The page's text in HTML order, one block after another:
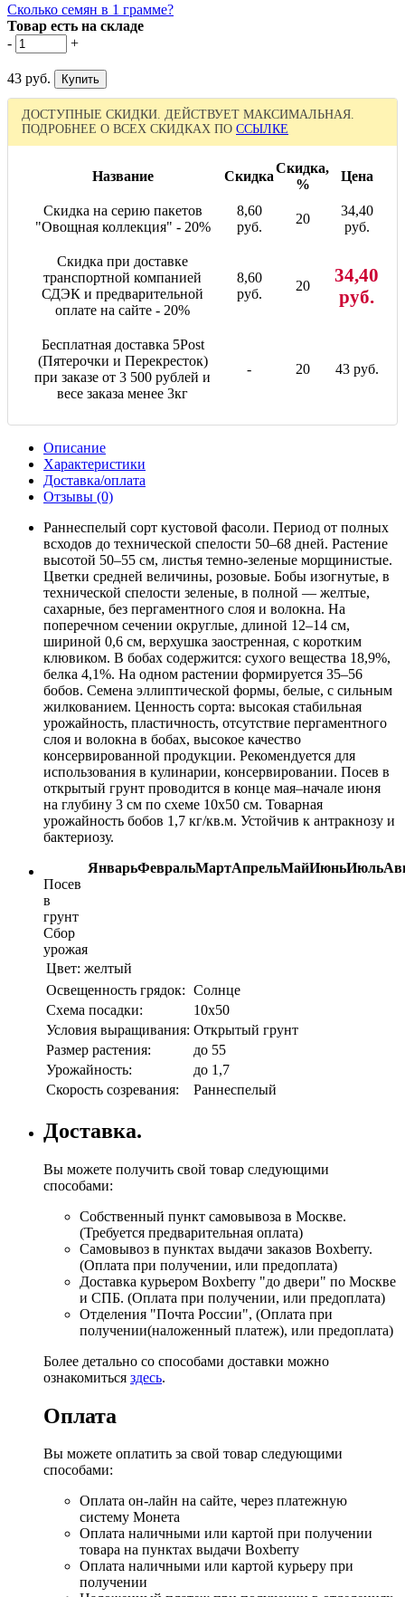
Сколько семян в 1 грамме?
Товар есть на складе
-
+
43 руб.
ДОСТУПНЫЕ СКИДКИ. ДЕЙСТВУЕТ МАКСИМАЛЬНАЯ.
ПОДРОБНЕЕ О ВСЕХ СКИДКАХ ПО ССЫЛКЕ
Название Скидка
Скидка,
%
Цена
Скидка на серию пакетов
"Овощная коллекция" - 20%
8,60
руб.
20
34,40
руб.
Скидка при доставке
транспортной компанией
СДЭК и предварительной
оплате на сайте - 20%
8,60
руб.
20
34,40
руб.
Бесплатная доставка 5Post
(Пятерочки и Перекресток)
при заказе от 3 500 рублей и
весе заказа менее 3кг
- 20 43 руб.
Описание
Характеристики
Доставка/оплата
Отзывы (0)
Раннеспелый сорт кустовой фасоли. Период от полных
всходов до технической спелости 50–68 дней. Растение
высотой 50–55 см, листья темно-зеленые морщинистые.
Цветки средней величины, розовые. Бобы изогнутые, в
технической спелости зеленые, в полной — желтые,
сахарные, без пергаментного слоя и волокна. На
поперечном сечении округлые, длиной 12–14 см,
шириной 0,6 см, верхушка заостренная, с коротким
клювиком. В бобах содержится: сухого вещества 18,9%,
белка 4,1%. На одном растении формируется 35–56
бобов. Семена эллиптической формы, белые, с сильным
жилкованием. Ценность сорта: высокая стабильная
урожайность, пластичность, отсутствие пергаментного
слоя и волокна в бобах, высокое качество
консервированной продукции. Рекомендуется для
использования в кулинарии, консервировании. Посев в
открытый грунт проводится в конце мая–начале июня
на глубину 3 см по схеме 10х50 см. Товарная
урожайность бобов 1,7 кг/кв.м. Устойчив к антракнозу и
бактериозу.
ЯнварьФевральМартАпрельМайИюньИюль
Посев
в
грунт
Сбор
урожая
Цвет: желтый
Освещенность грядок: Солнце
Схема посадки:
10х50
Условия выращивания: Открытый грунт
Размер растения:
до 55
Урожайность:
до 1,7
Скорость созревания:
Раннеспелый
Доставка.
Вы можете получить свой товар следующими
способами:
Собственный пункт самовывоза в Москве.
(Требуется предварительная оплата)
Самовывоз в пунктах выдачи заказов Boxberry.
(Оплата при получении, или предоплата)
Доставка курьером Boxberry "до двери" по Москве
и СПБ. (Оплата при получении, или предоплата)
Отделения "Почта России", (Оплата при
получении(наложенный платеж), или предоплата)
Более детально со способами доставки можно
ознакомиться здесь.
Оплата
Вы можете оплатить за свой товар следующими
способами:
Оплата он-лайн на сайте, через платежную
систему Монета
Оплата наличными или картой при получении
товара на пунктах выдачи Boxberry
Оплата наличными или картой курьеру при
получении